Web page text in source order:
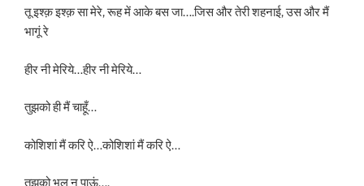
तू इश्क़ इश्क़ सा मेरे, रूह में आके बस जा….जिस और तेरी शहनाई, उस और मैं
भागूं रे
हीर नी मेरिये…हीर नी मेरिये…
तुझको ही मैं चाहूँ…
कोशिशां मैं करि ऐ…कोशिशां मैं करि ऐ…
तुझको भूल न पाऊं….